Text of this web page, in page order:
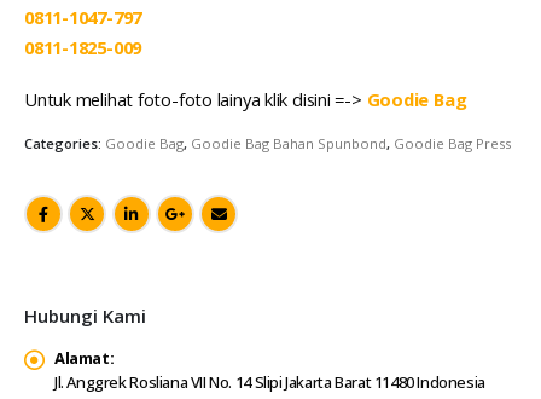
0811-1047-797
0811-1825-009
Untuk melihat foto-foto lainya klik disini =-> Goodie Bag
Categories: Goodie Bag, Goodie Bag Bahan Spunbond, Goodie Bag Press
Hubungi Kami
Alamat:
Jl. Anggrek Rosliana VII No. 14 Slipi Jakarta Barat 11480 Indonesia